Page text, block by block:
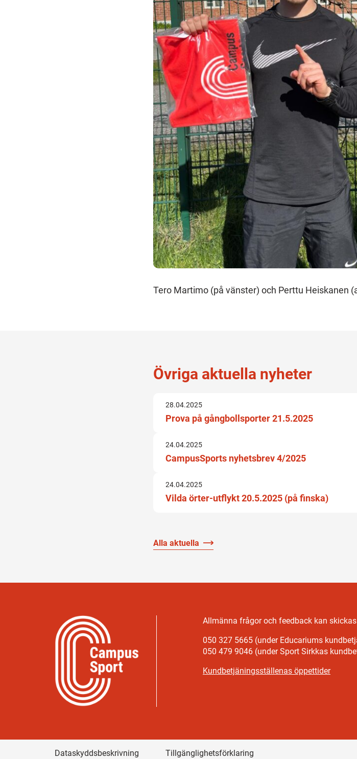
Tero Martimo (på vänster) och Perttu Heiskanen
Övriga aktuella nyheter
28.04.2025
Prova på gångbollsporter 21.5.2025
24.04.2025
CampusSports nyhetsbrev 4/2025
24.04.2025
Vilda örter-utflykt 20.5.2025 (på finska)
Alla aktuella
Allmänna frågor och feedback kan
050 327 5665 (under Educariums
050 479 9046 (under Sport Sirkkas
Kundbetjäningsställenas öppettider
Dataskyddsbeskrivning Tillgänglighetsförklaring